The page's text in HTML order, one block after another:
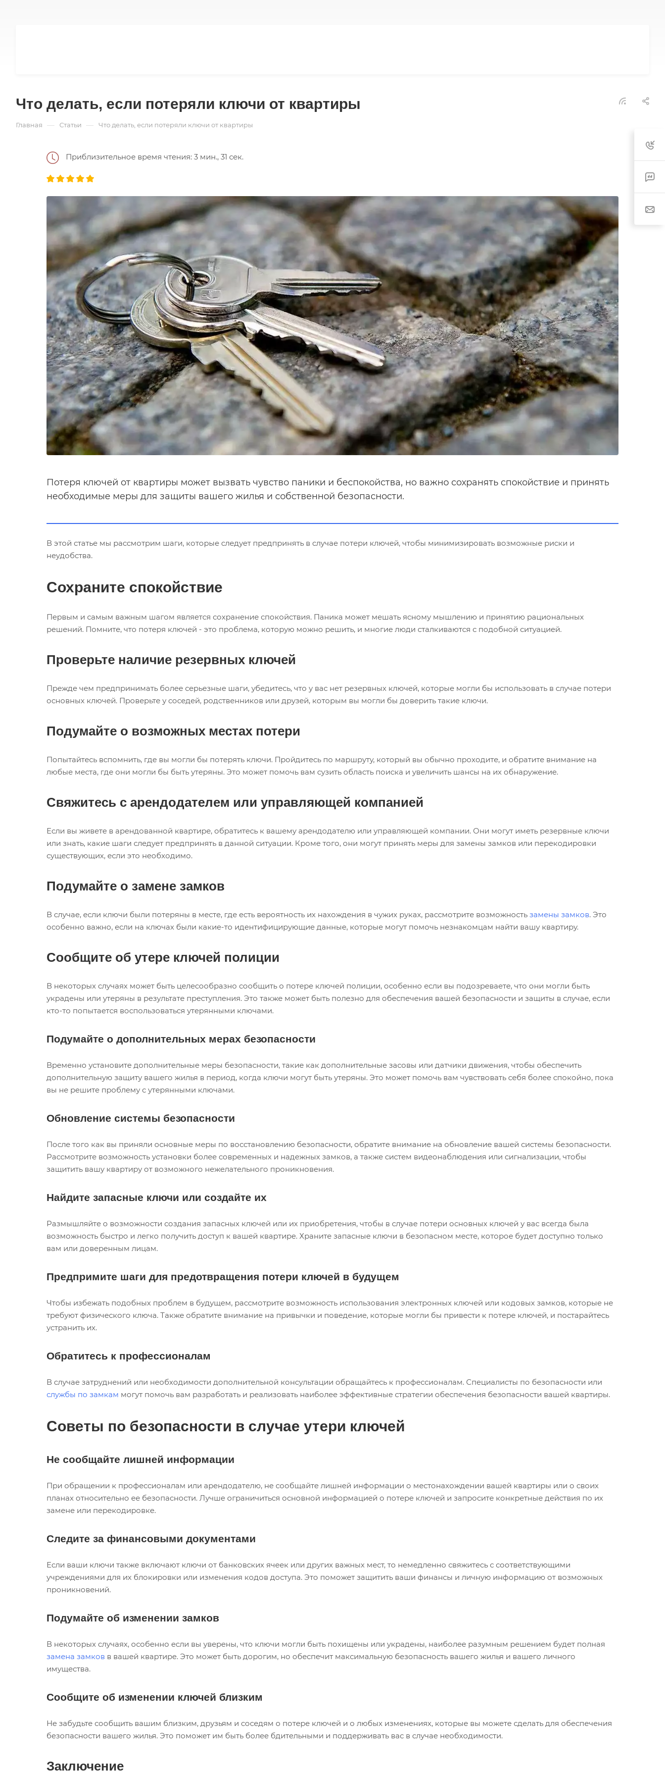
Что делать, если потеряли ключи от квартиры
Главная — Статьи — Что делать, если потеряли ключи от квартиры
Приблизительное время чтения: 3 мин., 31 сек.
Потеря ключей от квартиры может вызвать чувство паники и беспокойства, но важно сохранять спокойствие и принять
необходимые меры для защиты вашего жилья и собственной безопасности.
В этой статье мы рассмотрим шаги, которые следует предпринять в случае потери ключей, чтобы минимизировать возможные риски и
неудобства.
Сохраните спокойствие
Первым и самым важным шагом является сохранение спокойствия. Паника может мешать ясному мышлению и принятию рациональных
решений. Помните, что потеря ключей - это проблема, которую можно решить, и многие люди сталкиваются с подобной ситуацией.
Проверьте наличие резервных ключей
Прежде чем предпринимать более серьезные шаги, убедитесь, что у вас нет резервных ключей, которые могли бы использовать в случае потери
основных ключей. Проверьте у соседей, родственников или друзей, которым вы могли бы доверить такие ключи.
Подумайте о возможных местах потери
Попытайтесь вспомнить, где вы могли бы потерять ключи. Пройдитесь по маршруту, который вы обычно проходите, и обратите внимание на
любые места, где они могли бы быть утеряны. Это может помочь вам сузить область поиска и увеличить шансы на их обнаружение.
Свяжитесь с арендодателем или управляющей компанией
Если вы живете в арендованной квартире, обратитесь к вашему арендодателю или управляющей компании. Они могут иметь резервные ключи
или знать, какие шаги следует предпринять в данной ситуации. Кроме того, они могут принять меры для замены замков или перекодировки
существующих, если это необходимо.
Подумайте о замене замков
В случае, если ключи были потеряны в месте, где есть вероятность их нахождения в чужих руках, рассмотрите возможность замены замков. Это
особенно важно, если на ключах были какие-то идентифицирующие данные, которые могут помочь незнакомцам найти вашу квартиру.
Сообщите об утере ключей полиции
В некоторых случаях может быть целесообразно сообщить о потере ключей полиции, особенно если вы подозреваете, что они могли быть
украдены или утеряны в результате преступления. Это также может быть полезно для обеспечения вашей безопасности и защиты в случае, если
кто-то попытается воспользоваться утерянными ключами.
Подумайте о дополнительных мерах безопасности
Временно установите дополнительные меры безопасности, такие как дополнительные засовы или датчики движения, чтобы обеспечить
дополнительную защиту вашего жилья в период, когда ключи могут быть утеряны. Это может помочь вам чувствовать себя более спокойно, пока
вы не решите проблему с утерянными ключами.
Обновление системы безопасности
После того как вы приняли основные меры по восстановлению безопасности, обратите внимание на обновление вашей системы безопасности.
Рассмотрите возможность установки более современных и надежных замков, а также систем видеонаблюдения или сигнализации, чтобы
защитить вашу квартиру от возможного нежелательного проникновения.
Найдите запасные ключи или создайте их
Размышляйте о возможности создания запасных ключей или их приобретения, чтобы в случае потери основных ключей у вас всегда была
возможность быстро и легко получить доступ к вашей квартире. Храните запасные ключи в безопасном месте, которое будет доступно только
вам или доверенным лицам.
Предпримите шаги для предотвращения потери ключей в будущем
Чтобы избежать подобных проблем в будущем, рассмотрите возможность использования электронных ключей или кодовых замков, которые не
требуют физического ключа. Также обратите внимание на привычки и поведение, которые могли бы привести к потере ключей, и постарайтесь
устранить их.
Обратитесь к профессионалам
В случае затруднений или необходимости дополнительной консультации обращайтесь к профессионалам. Специалисты по безопасности или
службы по замкам могут помочь вам разработать и реализовать наиболее эффективные стратегии обеспечения безопасности вашей квартиры.
Советы по безопасности в случае утери ключей
Не сообщайте лишней информации
При обращении к профессионалам или арендодателю, не сообщайте лишней информации о местонахождении вашей квартиры или о своих
планах относительно ее безопасности. Лучше ограничиться основной информацией о потере ключей и запросите конкретные действия по их
замене или перекодировке.
Следите за финансовыми документами
Если ваши ключи также включают ключи от банковских ячеек или других важных мест, то немедленно свяжитесь с соответствующими
учреждениями для их блокировки или изменения кодов доступа. Это поможет защитить ваши финансы и личную информацию от возможных
проникновений.
Подумайте об изменении замков
В некоторых случаях, особенно если вы уверены, что ключи могли быть похищены или украдены, наиболее разумным решением будет полная
замена замков в вашей квартире. Это может быть дорогим, но обеспечит максимальную безопасность вашего жилья и вашего личного
имущества.
Сообщите об изменении ключей близким
Не забудьте сообщить вашим близким, друзьям и соседям о потере ключей и о любых изменениях, которые вы можете сделать для обеспечения
безопасности вашего жилья. Это поможет им быть более бдительными и поддерживать вас в случае необходимости.
Заключение